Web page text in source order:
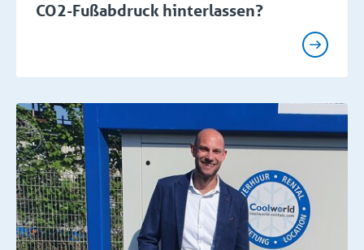
CO2-Fußabdruck hinterlassen?